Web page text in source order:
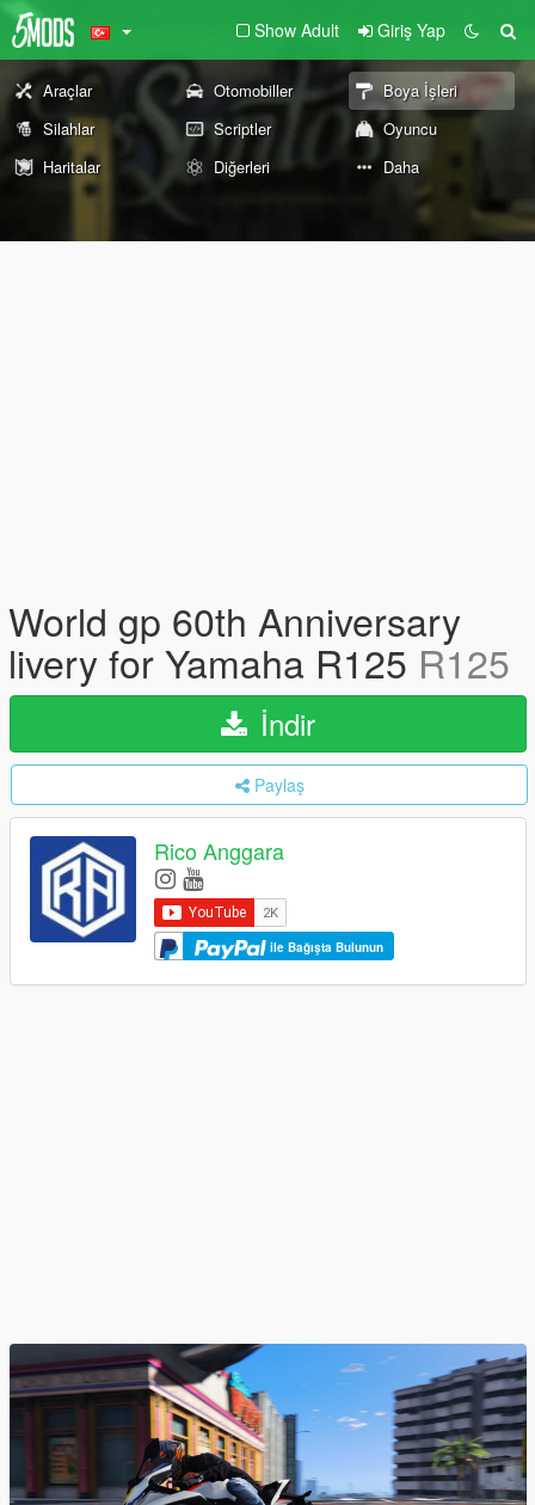
Show Adult Giriş Yap
Araçlar Otomobiller
Boya İşleri
Silahlar
Scriptler
Oyuncu
Haritalar
Diğerleri Daha
World gp 60th Anniversary
livery for Yamaha R125 R125
İndir
Paylaş
Rico Anggara
ile Bağışta Bulunun